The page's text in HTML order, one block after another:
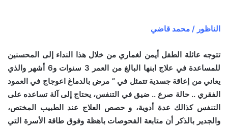
الناظور / محمد قاضي
تتوجه عائلة الطفل أيمن لغماري من خلال هذا النداء إلى المحسنين
للمساعدة في علاج ابنها البالغ من العمر 3 سنوات و6 أشهر والذي
يعاني من إعاقة جسدية تتمثل في ” مرض بالدماغ اعوجاج في العمود
الفقري .. حالة صرع .. ضيق في التنفس، يحتاج إلى آلة تساعده على
التنفس كذالك عدة أدوية، و حصص العلاج عند الطبيب المختص،
والجدير بالذكر أن متابعة الفحوصات باهظة وفوق طاقة الأسرة التي